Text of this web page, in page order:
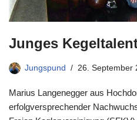
Junges
Jungspund 26. September
Marius Langenegger aus
erfolgversprechender